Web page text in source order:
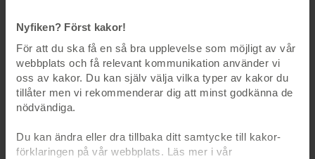
Nyfiken? Först kakor!
För att du ska få en så bra upplevelse som möjligt av vår
webbplats och få relevant kommunikation använder vi
oss av kakor. Du kan själv välja vilka typer av kakor du
tillåter men vi rekommenderar dig att minst godkänna de
nödvändiga.
Du kan ändra eller dra tillbaka ditt samtycke till kakor-
förklaringen på vår webbplats. Läs mer i vår
Informationstexter
Att leva med